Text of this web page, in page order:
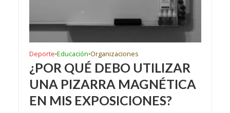
Deporte•Educación•Organizaciones
¿POR QUÉ DEBO UTILIZAR
UNA PIZARRA MAGNÉTICA
EN MIS EXPOSICIONES?